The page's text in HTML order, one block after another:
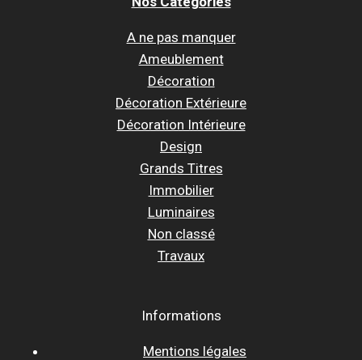
A ne pas manquer
Ameublement
Décoration
Décoration Extérieure
Décoration Intérieure
Design
Grands Titres
Immobilier
Luminaires
Non classé
Travaux
Informations
Mentions légales